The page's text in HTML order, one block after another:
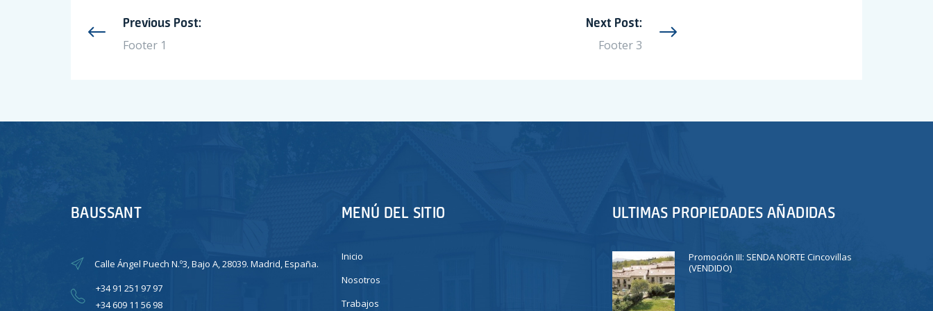
Previous Post:
Footer 1
Next Post:
Footer 3
BAUSSANT
Calle Ángel Puech N.º3, Bajo A, 28039. Madrid, España.
+34 91 251 97 97
+34 609 11 56 98
MENÚ DEL SITIO
Inicio
Nosotros
Trabajos
ULTIMAS PROPIEDADES AÑADIDAS
Promoción III: SENDA NORTE Cincovillas
(VENDIDO)